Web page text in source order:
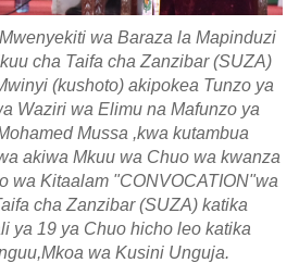
wa Baraza la Mapinduzi
cha Taifa cha Zanzibar (SUZA)
(kushoto) akipokea Tunzo ya
Waziri wa Elimu na Mafunzo ya
Mussa ,kwa kutambua
akiwa Mkuu wa Chuo wa kwanza
wa Kitaalam "CONVOCATION"wa
cha Zanzibar (SUZA) katika
ya 19 ya Chuo hicho leo katika
wa Kusini Unguja.